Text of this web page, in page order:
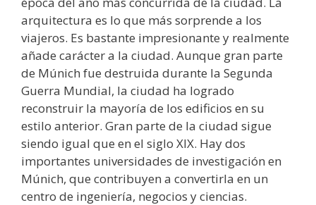
arquitectura es lo que más sorprende a los
viajeros. Es bastante impresionante y realmente
añade carácter a la ciudad. Aunque gran parte
de Múnich fue destruida durante la Segunda
Guerra Mundial, la ciudad ha logrado
reconstruir la mayoría de los edificios en su
estilo anterior. Gran parte de la ciudad sigue
siendo igual que en el siglo XIX. Hay dos
importantes universidades de investigación en
Múnich, que contribuyen a convertirla en un
centro de ingeniería, negocios y ciencias.